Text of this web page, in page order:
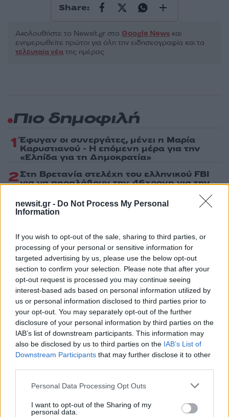
newsit.gr - Do Not Process My Personal
Information
If you wish to opt-out of the sale, sharing to third parties, or
processing of your personal or sensitive information for
targeted advertising by us, please use the below opt-out
section to confirm your selection. Please note that after your
opt-out request is processed you may continue seeing
interest-based ads based on personal information utilized by
us or personal information disclosed to third parties prior to
your opt-out. You may separately opt-out of the further
disclosure of your personal information by third parties on the
IAB’s list of downstream participants. This information may
also be disclosed by us to third parties on the IAB’s List of
Downstream Participants that may further disclose it to other
Please note that this website/app uses one or more Google
not limited to your visit or usage behaviour. You may click to
Personal Data Processing Opt Outs
I want to opt-out of the Sharing of my
personal data.
Share:
Ακολουθήστε το Νewsit.gr στο Google News και
ενημερωθείτε πρώτοι για όλη την ειδησεογραφία και τα
τελευταία νέα της ημέρας
Πιο δημοφιλή
1 Έφυγαν οι συνεργάτες, μένει η Μαρία
Καρυστιανού - Η επόμενη μέρα για την
«Ελπίδα για τη Δημοκρατία»
2Στη Βρετανία στελέχη του ελληνικού FBI
για να παραλάβουν την 46χρονη για την
θα ακολουθηθεί
3Ψάθα: «Δεν υπήρξε τεχνικό πρόβλημα με
χειριστής και ο Έλληνας διερμηνέας
4«Βαριά καμπάνα» στον 27χρονο τράπερ
που έτρεχε με 182 χιλιόμετρα την ώρα σε
δρόμο με όριο τα 80
5Μητσοτάκης στην υπογραφή συμφωνίας
για την ηλεκτρική διασύνδεση Ελλάδας –
Κύπρου: «Ισχυρή ψήφος εμπιστοσύνης» η
είσοδος της Meridiam στην GSI
Πιο σχολιασμένα
110 Canadair 515: Οι πρώτες εικόνες από την
επιχειρεί και τη νύχτα στα μέτωπα της
Αυγερινός, Μουτσάτσου και ακόμη 20